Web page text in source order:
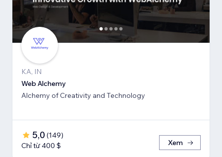
KA, IN
Web Alchemy
Alchemy of Creativity and Technology
5,0 (149)
Chỉ từ 400 $
Xem